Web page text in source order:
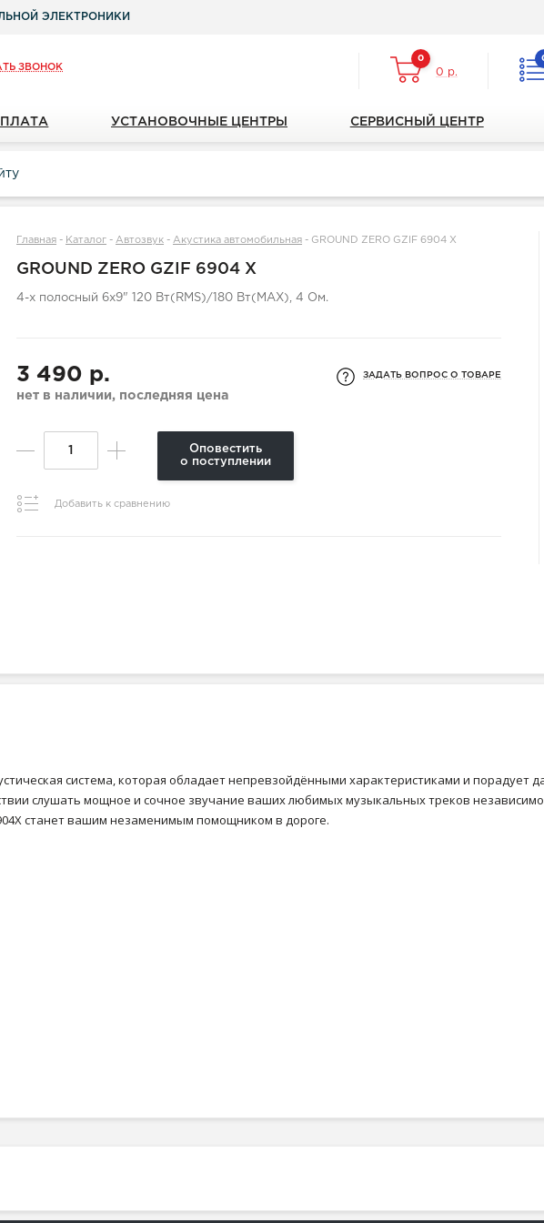
ЭЛЕКТРОНИКИ
ЗВОНОК
0
0 р.
УСТАНОВОЧНЫЕ ЦЕНТРЫ СЕРВИСНЫЙ ЦЕНТР
Главная - Каталог -Автозвук -Акустика автомобильная - GROUND ZERO GZIF 6904 X
GROUND ZERO GZIF 6904 X
4-х полосный 6x9" 120 Вт(RMS)/180 Вт(MAX), 4 Ом.
3 490 р.
нет в наличии, последняя цена
ЗАДАТЬ ВОПРОС О ТОВАРЕ
Оповестить
о поступлении
Добавить к сравнению
система, которая обладает непревзойдёнными характеристиками и порадует
слушать мощное и сочное звучание ваших любимых музыкальных треков
станет вашим незаменимым помощником в дороге.